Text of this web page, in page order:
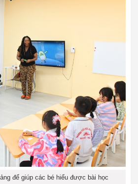
để giúp các bé hiểu được bài học